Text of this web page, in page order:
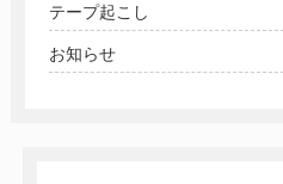
テープ起こし
お知らせ